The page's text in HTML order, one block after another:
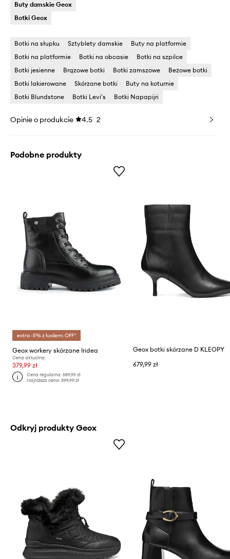
Buty damskie Geox
Botki Geox
Botki na słupku Sztyblety damskie
Buty na platformie
Botki na platformie
Botki na obcasie
Botki na szpilce
Botki jesienne
Brązowe botki Botki zamszowe
Beżowe botki
Botki lakierowane
Skórzane botki
Buty na koturnie
Botki Blundstone
Botki Levi's Botki Napapijri
Opinie o produkcie 4.5 2
Podobne produkty
extra -5% z kodem: OFF*
Geox workery skórzane Iridea
Cena aktualna:
379,99 zł
Cena regularna:589,99 zł
Najniższa cena:399,99 zł
Geox botki skórzane D KLEOPY
679,99 zł
Odkryj produkty Geox